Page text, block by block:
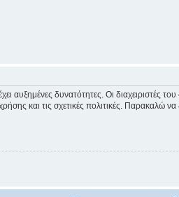
αυξημένες δυνατότητες. Οι διαχειριστές
και τις σχετικές πολιτικές. Παρακαλώ